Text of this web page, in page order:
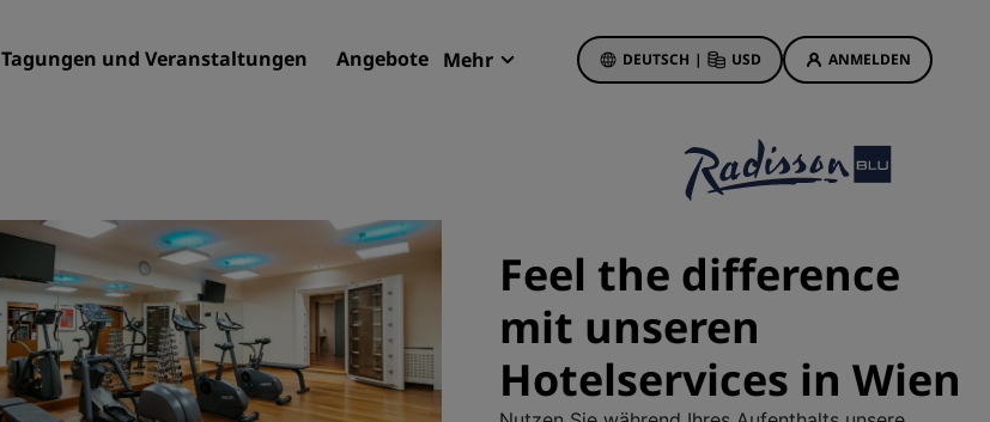
Tagungen und Veranstaltungen Angebote Mehr DEUTSCH | USD ANMELDEN
Reiseziele
Resorts
Serviced Apartments
Flughafenhotels
Neue und geplante Hotels
Hotelangebote
Bonus für die erste Buchung
Im Voraus buchen
Unsere Angebote anzeigen
Feel the difference
mit unseren
Hotelservices in Wien